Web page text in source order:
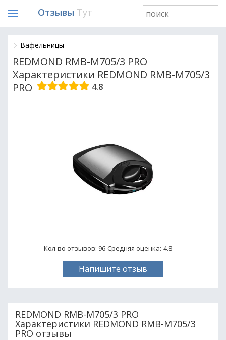
Отзывы Тут
Вафельницы
REDMOND RMB-M705/3 PRO
Характеристики REDMOND RMB-M705/3
PRO
4.8
Кол-во отзывов: 96 Средняя оценка: 4.8
Напишите отзыв
REDMOND RMB-M705/3 PRO
Характеристики REDMOND RMB-M705/3
PRO отзывы